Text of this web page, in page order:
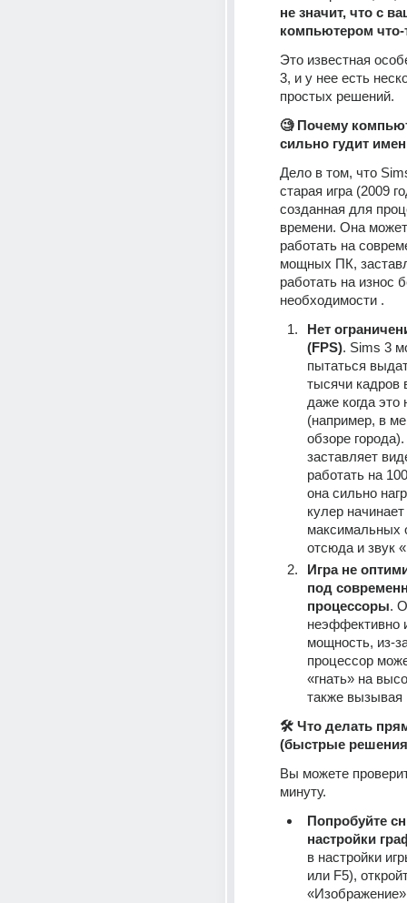
не значит, что с
компьютером
Это известная
3, и у нее есть
простых решений.
🧐 Почему
сильно гудит
Дело в том, что
старая игра (2009
созданная для
времени. Она
работать на
мощных ПК,
работать на износ
необходимости .
Нет
(FPS). Sims 3
пытаться
тысячи кадров
даже когда это
(например, в
обзоре
заставляет
работать на
она сильно
кулер
максимальных
отсюда и звук
Игра не
под
процессоры.
неэффективно
мощность, из-
процессор
«гнать» на
также вызывая
🛠️ Что делать
(быстрые
Вы можете
минуту.
Попробуйте
настройки
в настройки
или F5),